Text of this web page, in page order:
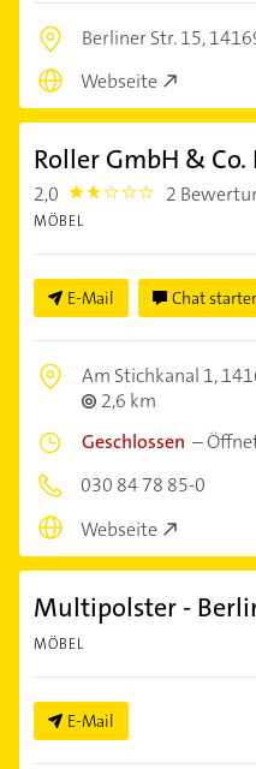
Berliner Str. 15,
Webseite
Roller GmbH & Co.
2,0 2.0 2
MÖBEL
E-Mail Chat
Am Stichkanal 1,
2,6 km
Geschlossen –
030 84 78 85-0
Webseite
Multipolster -
MÖBEL
E-Mail